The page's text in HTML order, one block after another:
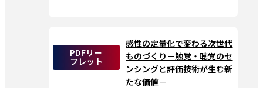
PDFリー
フレット
感性の定量化で変わる次世代
ものづくり－触覚・聴覚のセ
ンシングと評価技術が生む新
たな価値－